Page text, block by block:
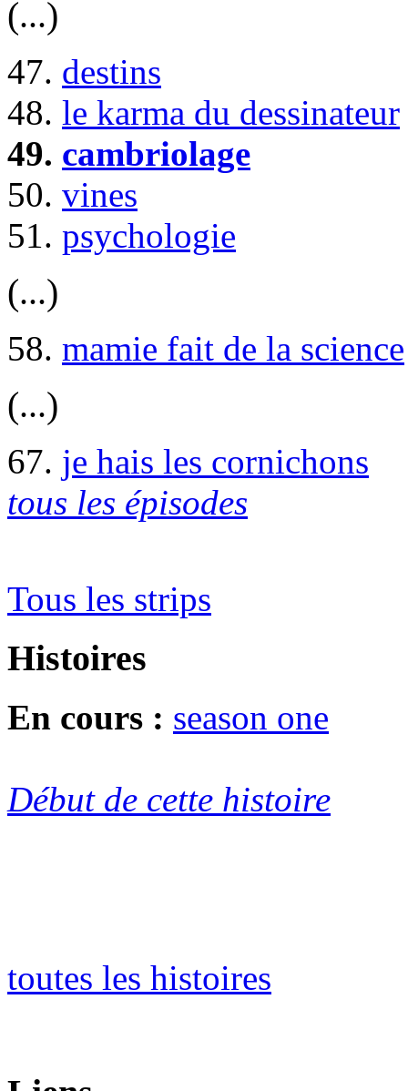
(...)
47. destins
48. le karma du dessinateur
49. cambriolage
50. vines
51. psychologie
(...)
58. mamie fait de la science
(...)
67. je hais les cornichons
tous les épisodes
Tous les strips
Histoires
En cours : season one
Début de cette histoire
toutes les histoires